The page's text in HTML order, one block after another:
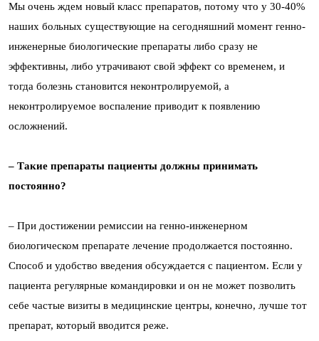
Мы очень ждем новый класс препаратов, потому что у 30-40%
наших больных существующие на сегодняшний момент генно-
инженерные биологические препараты либо сразу не
эффективны, либо утрачивают свой эффект со временем, и
тогда болезнь становится неконтролируемой, а
неконтролируемое воспаление приводит к появлению
осложнений.
– Такие препараты пациенты должны принимать
постоянно?
– При достижении ремиссии на генно-инженерном
биологическом препарате лечение продолжается постоянно.
Способ и удобство введения обсуждается с пациентом. Если у
пациента регулярные командировки и он не может позволить
себе частые визиты в медицинские центры, конечно, лучше тот
препарат, который вводится реже.